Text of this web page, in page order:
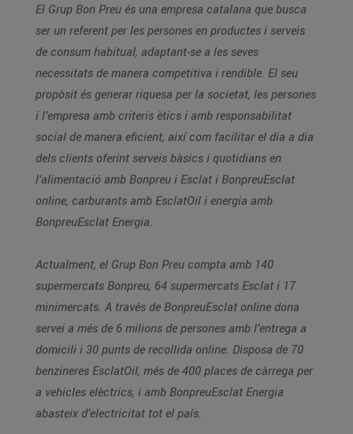
El Grup Bon Preu és una empresa catalana que busca
ser un referent per les persones en productes i serveis
de consum habitual, adaptant-se a les seves
necessitats de manera competitiva i rendible. El seu
propòsit és generar riquesa per la societat, les persones
i l’empresa amb criteris ètics i amb responsabilitat
social de manera eficient, així com facilitar el dia a dia
dels clients oferint serveis bàsics i quotidians en
l’alimentació amb Bonpreu i Esclat i BonpreuEsclat
online, carburants amb EsclatOil i energia amb
BonpreuEsclat Energia.
Actualment, el Grup Bon Preu compta amb 140
supermercats Bonpreu, 64 supermercats Esclat i 17
minimercats. A través de BonpreuEsclat online dona
servei a més de 6 milions de persones amb l’entrega a
domicili i 30 punts de recollida online. Disposa de 70
benzineres EsclatOil, més de 400 places de càrrega per
a vehicles elèctrics, i amb BonpreuEsclat Energia
abasteix d’electricitat tot el país.